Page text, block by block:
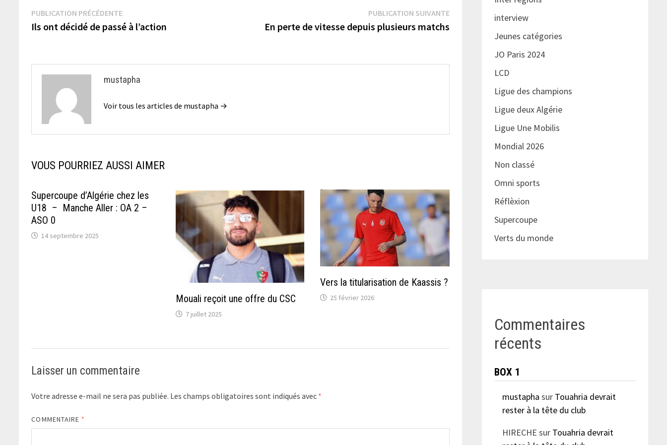
Navigation
de
PUBLICATION PRÉCÉDENTEPublication
précédente :
Ils ont décidé de passé à l’action
PUBLICATION SUIVANTEPublication
suivante :
En perte de vitesse depuis plusieurs matchs
mustapha
Voir tous les articles de mustapha →
VOUS POURRIEZ AUSSI AIMER
Supercoupe d’Algérie chez les
U18 – Manche Aller : OA 2 –
ASO 0
14 septembre 2025
Mouali reçoit une offre du CSC
7 juillet 2025
Vers la titularisation de Kaassis ?
25 février 2026
Laisser un commentaire
Votre adresse e-mail ne sera pas publiée. Les champs obligatoires sont indiqués avec *
COMMENTAIRE *
interview
Jeunes catégories
JO Paris 2024
LCD
Ligue des champions
Ligue deux Algérie
Ligue Une Mobilis
Mondial 2026
Non classé
Omni sports
Réflèxion
Supercoupe
Verts du monde
Commentaires
récents
BOX 1
mustapha sur Touahria devrait
rester à la tête du club
HIRECHE sur Touahria devrait